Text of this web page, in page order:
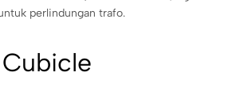
perlindungan trafo.